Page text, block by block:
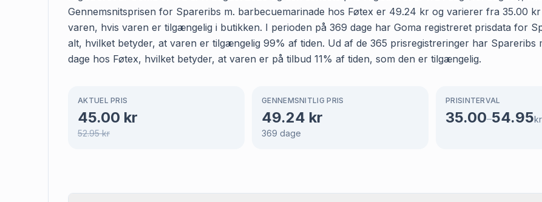
Gennemsnitsprisen for Spareribs m. barbecuemarinade hos Føtex er 49.24 kr og varierer fra 35.00
varen, hvis varen er tilgængelig i butikken. I perioden på 369 dage har Goma registreret prisdata for
alt, hvilket betyder, at varen er tilgængelig 99% af tiden. Ud af de 365 prisregistreringer har
dage hos Føtex, hvilket betyder, at varen er på tilbud 11% af tiden, som den er tilgængelig.
AKTUEL PRIS
45.00 kr
52.95kr
GENNEMSNITLIG PRIS
49.24 kr
369 dage
PRISINTERVAL
35.00–54.95kr